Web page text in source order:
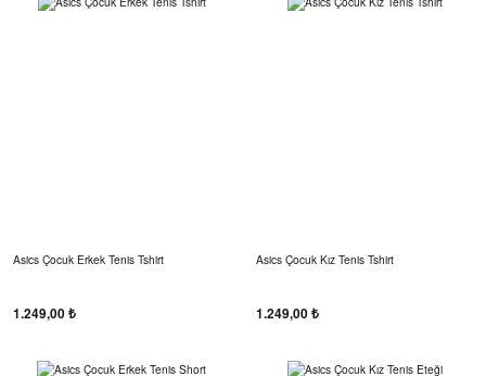
Asics Çocuk Erkek Tenis Tshirt
1.249,00 ₺
Asics Çocuk Kız Tenis Tshirt
1.249,00 ₺